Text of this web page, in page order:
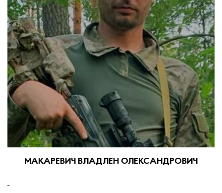
МАКАРЕВИЧ ВЛАДЛЕН ОЛЕКСАНДРОВИЧ